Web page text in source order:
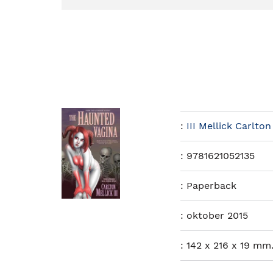
: III Mellick Carlton
: 9781621052135
: Paperback
: oktober 2015
: 142 x 216 x 19 mm.